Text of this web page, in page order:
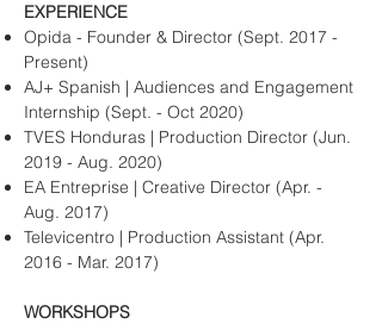
EXPERIENCE
Opida - Founder & Director (Sept. 2017 -
Present)
AJ+ Spanish | Audiences and Engagement
Internship (Sept. - Oct 2020)
TVES Honduras | Production Director (Jun.
2019 - Aug. 2020)
EA Entreprise | Creative Director (Apr. -
Aug. 2017)
Televicentro | Production Assistant (Apr.
2016 - Mar. 2017)
WORKSHOPS